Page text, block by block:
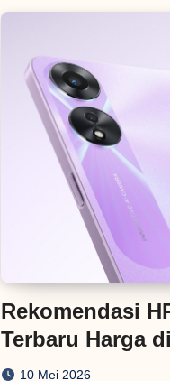
Rekomendasi
Terbaru Harga
Juta
10 Mei 2026